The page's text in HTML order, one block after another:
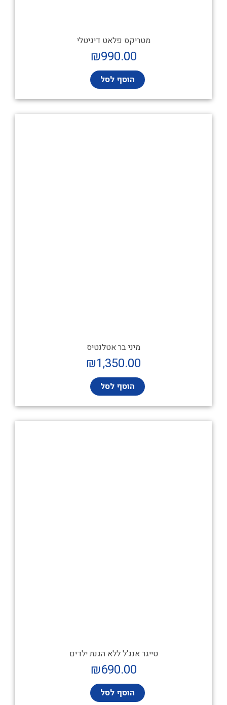
מטריקס פלאט דיגיטלי
₪990.00
הוסף לסל
מיני בר אטלנטיס
₪1,350.00
הוסף לסל
טייגר אנג'ל ללא הגנת ילדים
₪690.00
הוסף לסל